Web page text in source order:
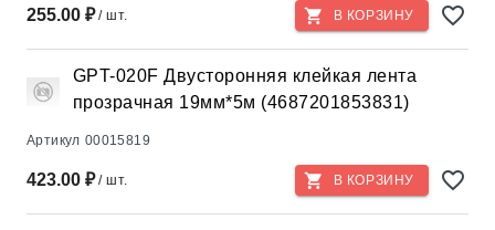
255.00 ₽/ шт. В КОРЗИНУ
GPT-020F Двусторонняя клейкая лента
прозрачная 19мм*5м (4687201853831)
Артикул 00015819
423.00 ₽/ шт. В КОРЗИНУ